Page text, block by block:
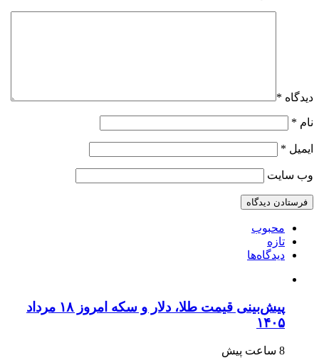
دیدگاه *
نام *
ایمیل *
وب‌ سایت
محبوب
تازه
دیدگاه‌ها
پیش‌بینی قیمت طلا، دلار و سکه امروز ۱۸ مرداد
۱۴۰۵
8 ساعت پیش